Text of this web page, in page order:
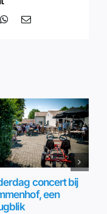
WhatsApp
E-
concert bij
een